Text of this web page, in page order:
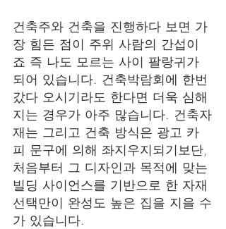
건축주와 건축을 진행하다 보면 가
장 힘든 점이 주위 사람의 간섭이
죠 즉 나도 모르는 사이 팔랑귀가
되어 있습니다. 건축박람회에 한번
갔다 오시기라도 한다면 더욱 심해
지는 경우가 아주 많습니다. 건축자
재는 그리고 건축 방식은 광고 카
피 문구에 의해 좌지우지되기보단,
처음부터 그 디자인과 목적에 맞는
빌딩 사이언스를 기반으로 한 자재
선택만이 완성도 높은 집을 지을 수
가 있습니다.